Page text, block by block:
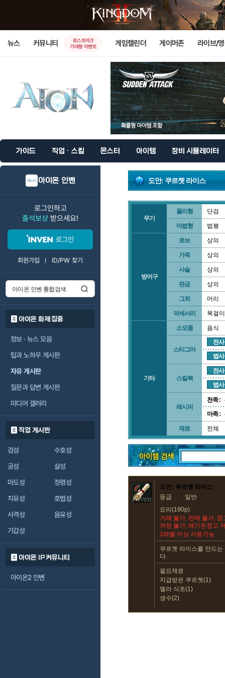
뉴스 커뮤니티
로스트아크
기대평 이벤트
게임캘린더 게이머존 라이브/
가이드 직업 · 스킬 몬스터 아이템 장비 시뮬레이터
아이온 인벤
로그인하고
출석보상 받으세요!
로그인
회원가입 ID/PW 찾기
아이온 화제 집중
정보 · 뉴스 모음
팁과 노하우 게시판
자유 게시판
질문과 답변 게시판
미디어 갤러리
직업 게시판
검성
수호성
궁성
살성
마도성
정령성
치유성
호법성
사격성
음유성
기갑성
아이온 IP 커뮤니티
아이온2 인벤
도안: 쿠르젯 라이스
무기
물리형 단검
마법형 법봉
방어구
로브 상의
가죽 상의
사슬 상의
판금 상의
그외 머리
악세서리 목걸이
기타
소모품 음식
스티그마
전사
법사
스킬북
전사
법사
레시피
천족 :
마족 :
재료 전체
도안: 쿠르젯 라이스
등급
일반
요리(190p)
거래 불가, 판매 불가,
저장 불가, 레기온창고
1레벨 이상 사용가능
쿠르젯 라이스를 만드
다.
필요재료
지급받은 쿠르젯(1)
멜라 식초(1)
생수(2)